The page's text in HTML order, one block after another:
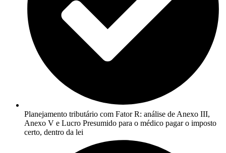
Planejamento tributário com Fator R: análise de Anexo III,
Anexo V e Lucro Presumido para o médico pagar o imposto
certo, dentro da lei